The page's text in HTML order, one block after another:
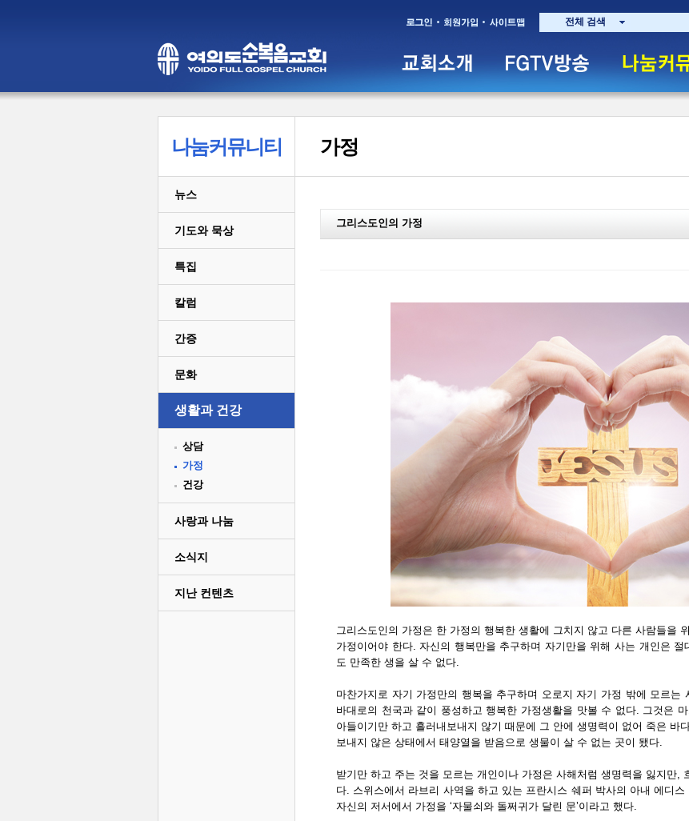
전체 검색
나눔커뮤니티
뉴스
기도와 묵상
특집
칼럼
간증
문화
생활과 건강
상담
가정
건강
사랑과 나눔
소식지
지난 컨텐츠
가정
그리스도인의 가정
그리스도인의 가정은 한 가정의 행복한 생활에 그치지 않고 다른 사람들을
가정이어야 한다. 자신의 행복만을 추구하며 자기만을 위해 사는 개인은
도 만족한 생을 살 수 없다.
마찬가지로 자기 가정만의 행복을 추구하며 오로지 자기 가정 밖에 모르는
바대로의 천국과 같이 풍성하고 행복한 가정생활을 맛볼 수 없다. 그것은
아들이기만 하고 흘러내보내지 않기 때문에 그 안에 생명력이 없어 죽은 바
보내지 않은 상태에서 태양열을 받음으로 생물이 살 수 없는 곳이 됐다.
받기만 하고 주는 것을 모르는 개인이나 가정은 사해처럼 생명력을 잃지만,
다. 스위스에서 라브리 사역을 하고 있는 프란시스 쉐퍼 박사의 아내 에디
자신의 저서에서 가정을 ‘자물쇠와 돌쩌귀가 달린 문’이라고 했다.